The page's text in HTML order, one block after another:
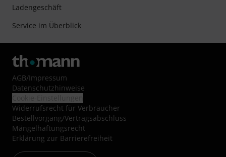
Ladengeschäft
Service im Überblick
AGB/Impressum
Datenschutzhinweise
Widerrufsrecht für Verbraucher
Bestellvorgang/Vertragsabschluss
Mängelhaftungsrecht
Erklärung zur Barrierefreiheit